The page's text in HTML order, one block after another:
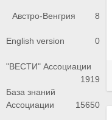
Австро-Венгрия 8
English version 0
"ВЕСТИ" Ассоциации
1919
База знаний
Ассоциации
15650